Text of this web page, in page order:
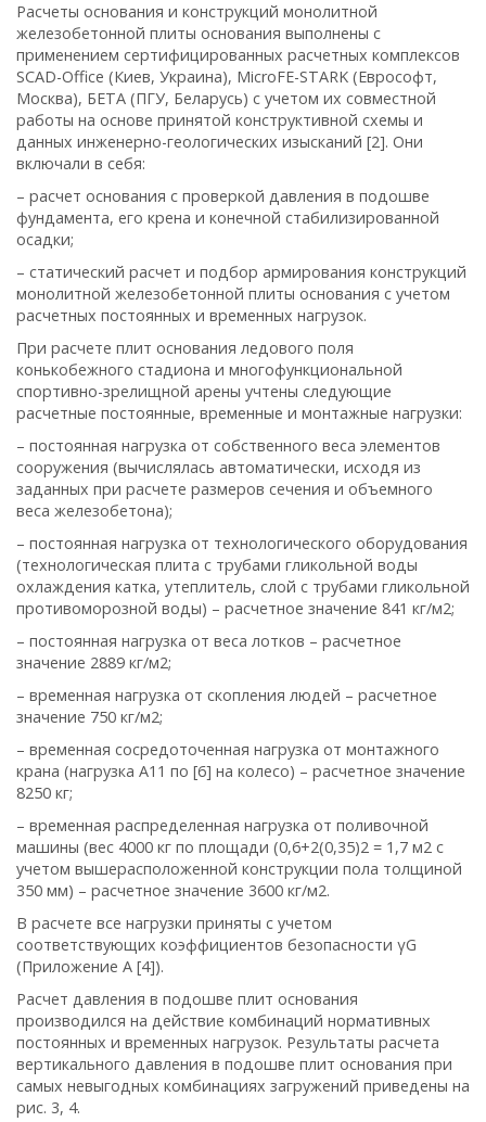
Расчеты основания и конструкций монолитной
железобетонной плиты основания выполнены с
применением сертифицированных расчетных комплексов
SCAD-Office (Киев, Украина), MicroFE-STARK (Еврософт,
Москва), БETA (ПГУ, Беларусь) с учетом их совместной
работы на основе принятой конструктивной схемы и
данных инженерно-геологических изысканий [2]. Они
включали в себя:
– расчет основания с проверкой давления в подошве
фундамента, его крена и конечной стабилизированной
осадки;
– статический расчет и подбор армирования конструкций
монолитной железобетонной плиты основания с учетом
расчетных постоянных и временных нагрузок.
При расчете плит основания ледового поля
конькобежного стадиона и многофункциональной
спортивно-зрелищной арены учтены следующие
расчетные постоянные, временные и монтажные нагрузки:
– постоянная нагрузка от собственного веса элементов
сооружения (вычислялась автоматически, исходя из
заданных при расчете размеров сечения и объемного
веса железобетона);
– постоянная нагрузка от технологического оборудования
(технологическая плита с трубами гликольной воды
охлаждения катка, утеплитель, слой с трубами гликольной
противоморозной воды) – расчетное значение 841 кг/м2;
– постоянная нагрузка от веса лотков – расчетное
значение 2889 кг/м2;
– временная нагрузка от скопления людей – расчетное
значение 750 кг/м2;
– временная сосредоточенная нагрузка от монтажного
крана (нагрузка А11 по [6] на колесо) – расчетное значение
8250 кг;
– временная распределенная нагрузка от поливочной
машины (вес 4000 кг по площади (0,6+2(0,35)2 = 1,7 м2 с
учетом вышерасположенной конструкции пола толщиной
350 мм) – расчетное значение 3600 кг/м2.
В расчете все нагрузки приняты с учетом
соответствующих коэффициентов безопасности γG
(Приложение А [4]).
Расчет давления в подошве плит основания
производился на действие комбинаций нормативных
постоянных и временных нагрузок. Результаты расчета
вертикального давления в подошве плит основания при
самых невыгодных комбинациях загружений приведены на
рис. 3, 4.